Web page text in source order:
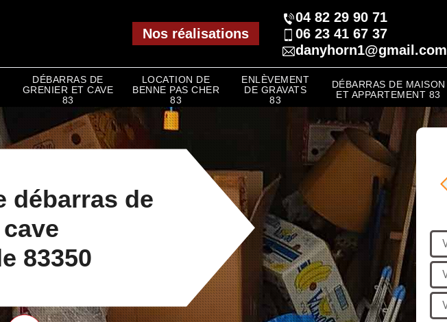
Nos réalisations
04 82 29 90 71
06 23 41 67 37
danyhorn1@gmail.com
DÉBARRAS DE
GRENIER ET CAVE
83
LOCATION DE
BENNE PAS CHER
83
ENLÈVEMENT
DE GRAVATS
83
DÉBARRAS DE MAISON
ET APPARTEMENT 83
débarras de
83350